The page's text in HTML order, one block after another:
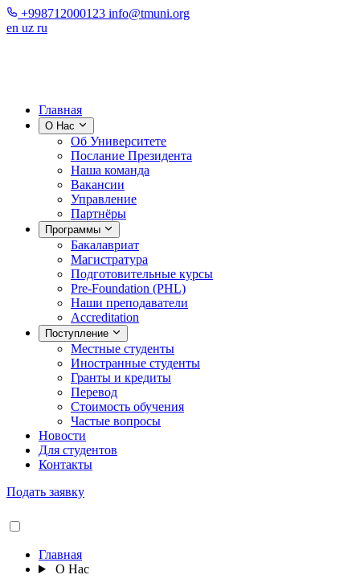
+998712000123 info@tmuni.org
en uz ru
Главная
О Нас
Об Университете
Послание Президента
Наша команда
Вакансии
Управление
Партнёры
Программы
Бакалавриат
Магистратура
Подготовительные курсы
Pre-Foundation (PHL)
Наши преподаватели
Accreditation
Поступление
Местные студенты
Иностранные студенты
Гранты и кредиты
Перевод
Стоимость обучения
Частые вопросы
Новости
Для студентов
Контакты
Подать заявку
Главная
О Нас